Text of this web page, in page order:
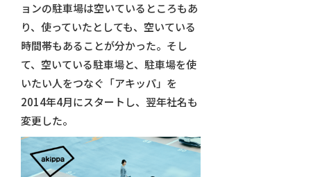
ョンの駐車場は空いているところもあ
り、使っていたとしても、空いている
時間帯もあることが分かった。そし
て、空いている駐車場と、駐車場を使
いたい人をつなぐ「アキッパ」を
2014年4月にスタートし、翌年社名も
変更した。